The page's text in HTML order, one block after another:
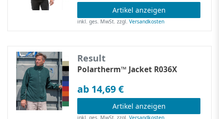
Artikel anzeigen
inkl. ges. MwSt. zzgl.Versandkosten
Result
Polartherm™ Jacket R036X
ab 14,69 €
Artikel anzeigen
inkl. ges. MwSt. zzgl.Versandkosten